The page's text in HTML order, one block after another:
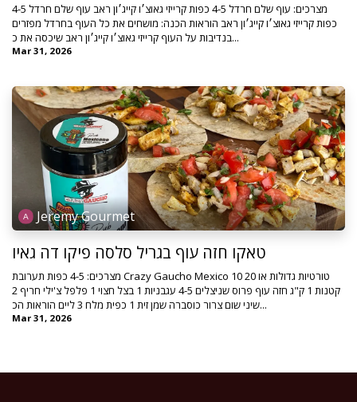
מצרכים: עוף שלם חרדל 4-5 כפות קרייזי גאוצ׳ו קייג׳ון ראב עוף שלם חרדל 4-5
כפות קרייזי גאוצ׳ו קייג׳ון ראב הוראות הכנה: מושחים את כל העוף בחרדל מפזרים
בנדיבות על העוף קרייזי גאוצ׳ו קייג׳ון ראב שיכסה את כ...
Mar 31, 2026
Jeremy Gourmet
טאקו חזה עוף בגריל סלסה פיקו דה גאיו
מצרכים: 4-5 כפות תערובת Crazy Gaucho Mexico 10 טורטיות גדולות או 20
קטנות 1 ק"ג חזה עוף פרוס שניצלים 4-5 עגבניות 1 בצל חצוי 1 פלפל צ'ילי חריף 2
שיני שום צרור כוסברה שמן זית 1 כפית מלח 3 ליים הוראות הכ...
Mar 31, 2026